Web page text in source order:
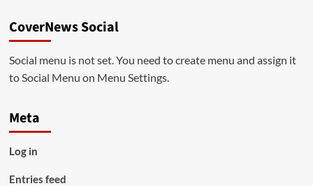
CoverNews Social
Social menu is not set. You need to create menu and assign it
to Social Menu on Menu Settings.
Meta
Log in
Entries feed